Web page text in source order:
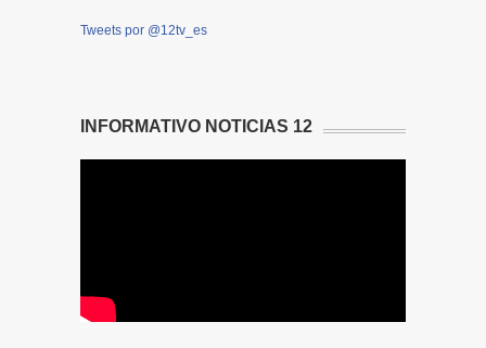
Tweets por @12tv_es
INFORMATIVO NOTICIAS 12